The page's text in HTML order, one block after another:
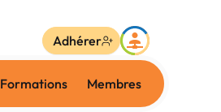
Formations Membres
Adhérer